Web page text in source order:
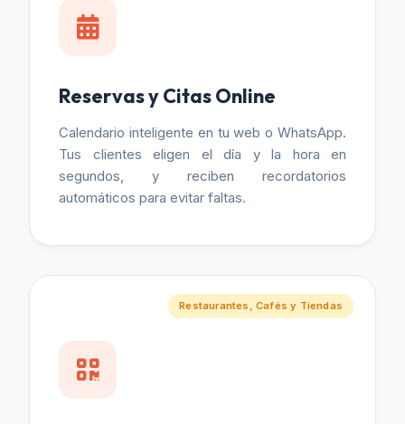
Reservas y Citas Online
Calendario inteligente en tu web o WhatsApp.
Tus clientes eligen el día y la hora en
segundos, y reciben recordatorios
automáticos para evitar faltas.
Restaurantes, Cafés y Tiendas